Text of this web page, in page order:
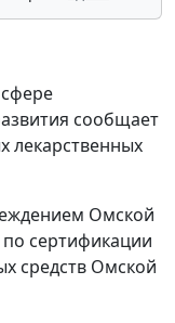
сообщает
лекарственных
Омской
сертификации
средств Омской